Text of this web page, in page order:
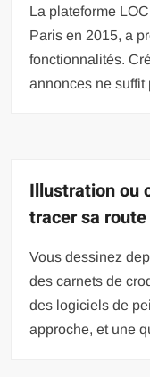
La plateforme
Paris en 2015, a
fonctionnalités.
annonces ne suffit
Illustration ou
tracer sa
Vous dessinez
des carnets de
des logiciels de
approche, et une